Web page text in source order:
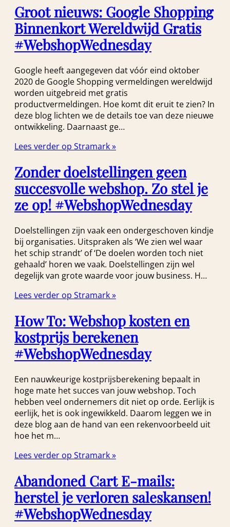
Groot nieuws: Google Shopping
Binnenkort Wereldwijd Gratis
#WebshopWednesday
Google heeft aangegeven dat vóór eind oktober
2020 de Google Shopping vermeldingen wereldwijd
worden uitgebreid met gratis
productvermeldingen. Hoe komt dit eruit te zien? In
deze blog lichten we de details toe van deze nieuwe
ontwikkeling. Daarnaast ge…
Lees verder op Stramark »
Zonder doelstellingen geen
succesvolle webshop. Zo stel je
ze op! #WebshopWednesday
Doelstellingen zijn vaak een ondergeschoven kindje
bij organisaties. Uitspraken als ‘We zien wel waar
het schip strandt’ of ‘De doelen worden toch niet
gehaald’ horen we vaak. Doelstellingen zijn wel
degelijk van grote waarde voor jouw business. H…
Lees verder op Stramark »
How To: Webshop kosten en
kostprijs berekenen
#WebshopWednesday
Een nauwkeurige kostprijsberekening bepaalt in
hoge mate het succes van jouw webshop. Toch
hebben veel ondernemers dit niet op orde. Eerlijk is
eerlijk, het is ook ingewikkeld. Daarom leggen we in
deze blog aan de hand van een rekenvoorbeeld uit
hoe het m…
Lees verder op Stramark »
Abandoned Cart E-mails:
herstel je verloren saleskansen!
#WebshopWednesday